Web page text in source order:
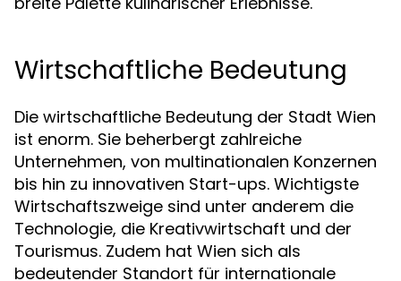
Wirtschaftliche Bedeutung
Die wirtschaftliche Bedeutung der Stadt Wien
ist enorm. Sie beherbergt zahlreiche
Unternehmen, von multinationalen Konzernen
bis hin zu innovativen Start-ups. Wichtigste
Wirtschaftszweige sind unter anderem die
Technologie, die Kreativwirtschaft und der
Tourismus. Zudem hat Wien sich als
bedeutender Standort für internationale